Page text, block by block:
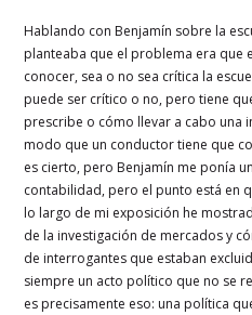
Hablando con Benjamín sobre la
planteaba que el problema era que
conocer, sea o no sea crítica la
puede ser crítico o no, pero tiene
prescribe o cómo llevar a cabo una
modo que un conductor tiene que
es cierto, pero Benjamín me ponía
contabilidad, pero el punto está en
lo largo de mi exposición he
de la investigación de mercados y
de interrogantes que estaban
siempre un acto político que no se
es precisamente eso: una política